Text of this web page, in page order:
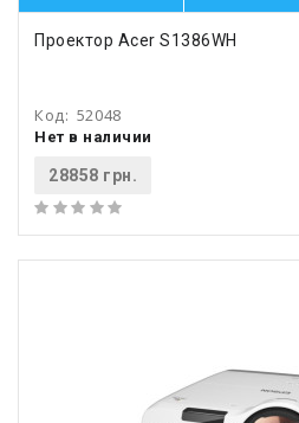
Проектор Acer S1386WH
Код: 52048
Нет в наличии
28858 грн.